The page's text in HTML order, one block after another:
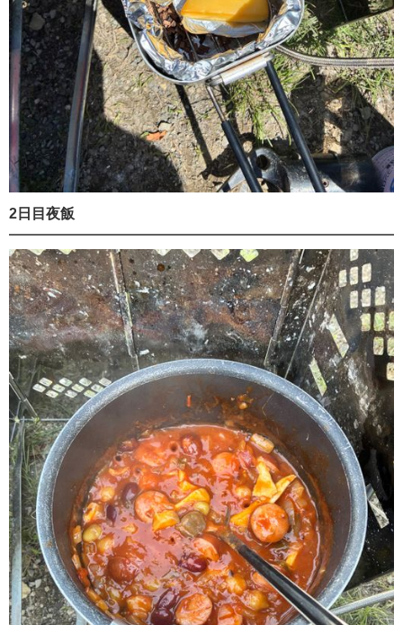
2日目夜飯